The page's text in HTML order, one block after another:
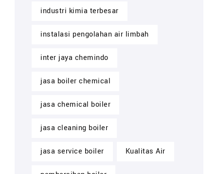
industri kimia terbesar
instalasi pengolahan air limbah
inter jaya chemindo
jasa boiler chemical
jasa chemical boiler
jasa cleaning boiler
jasa service boiler Kualitas Air